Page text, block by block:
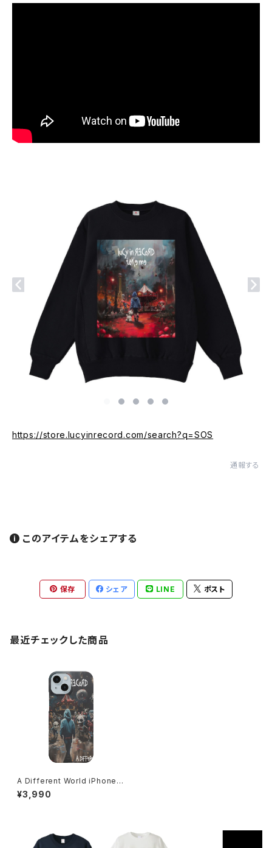
https://store.lucyinrecord.com/search?q=SOS
通報する
このアイテムをシェアする
保存 シェア LINE ポスト
最近チェックした商品
A Different World iPhoneケ
ース 1017-240218073
¥3,990